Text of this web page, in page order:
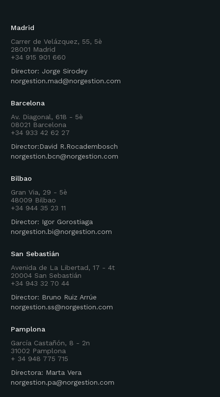
Madrid
Carrer de Velázquez, 55, 5è
28001 Madrid
+34 915 901 660
Director: Jorge Sirodey
norgestion.mad@norgestion.com
Barcelona
Av. Diagonal, 618 - 5è
08021 Barcelona
+34 933 42 62 27
Director:David R.Rocadembosch
norgestion.bcn@norgestion.com
Bilbao
Gran Via, 29 - 5è
48009 Bilbao
+34 944 35 23 11
Director: Igor Gorostiaga
norgestion.bi@norgestion.com
San Sebastián
Avenida de La Libertad, 17 - 4t
20004 San Sebastián
+34 943 32 70 44
Director: Bruno Ruiz Arrúe
norgestion.ss@norgestion.com
Pamplona
García Castañón, 8 - 2n
31002 Pamplona
+ 34 948 775 715
Directora: Marta Vera
norgestion.pa@norgestion.com